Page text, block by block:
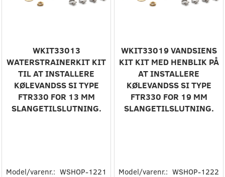
WKIT33013
WATERSTRAINERKIT KIT
TIL AT INSTALLERE
KØLEVANDSS SI TYPE
FTR330 FOR 13 MM
SLANGETILSLUTNING.
Model/varenr.: WSHOP-1221
WKIT33019 VANDSIENS
KIT KIT MED HENBLIK PÅ
AT INSTALLERE
KØLEVANDSS SI TYPE
FTR330 FOR 19 MM
SLANGETILSLUTNING.
Model/varenr.: WSHOP-1222